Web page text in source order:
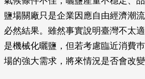
鹽場關廠只是企業因應自由經濟潮
必然結果。雖然事實說明臺灣不太
是機械化曬鹽，但若考慮臨近消費
場的強大需求，將來情況是否會改變